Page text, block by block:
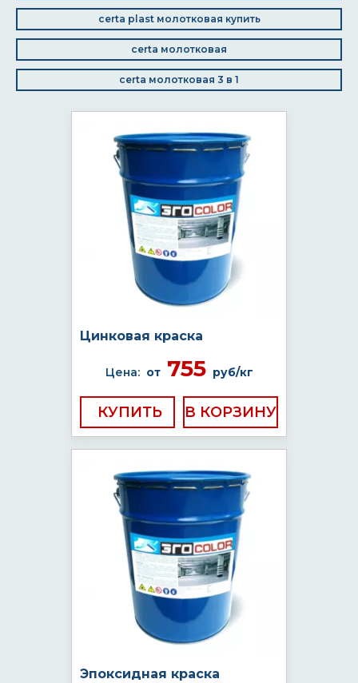
certa plast молотковая купить
certa молотковая
certa молотковая 3 в 1
Цинковая краска
Цена: от755 руб/кг
КУПИТЬ
Эпоксидная краска